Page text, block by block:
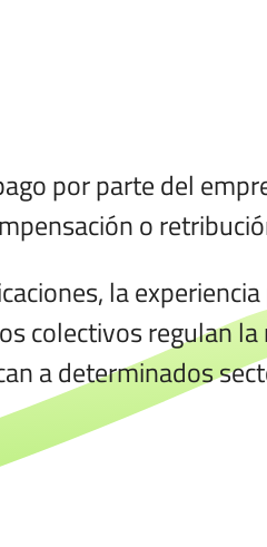
por parte del
o
la
colectivos regulan
a determinados